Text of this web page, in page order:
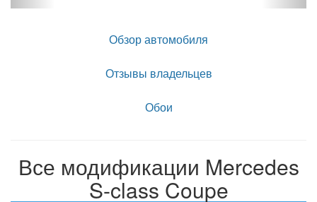
Обзор автомобиля
Отзывы владельцев
Обои
Все модификации Mercedes
S-class Coupe